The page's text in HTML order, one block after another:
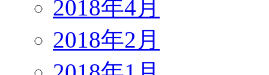
2018年4月
2018年2月